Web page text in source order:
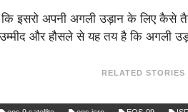
कि इसरो अपनी अगली उड़ान के लिए कैसे
उम्मीद और हौसले से यह तय है कि अगली
RELATED STORIES